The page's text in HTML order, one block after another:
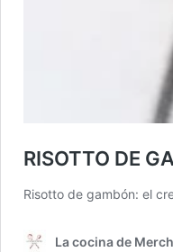
RISOTTO DE
Risotto de gambón: el
La cocina de